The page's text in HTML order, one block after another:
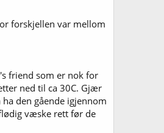
forskjellen var mellom
friend som er nok for
ned til ca 30C. Gjær
den gående igjennom
væske rett før de